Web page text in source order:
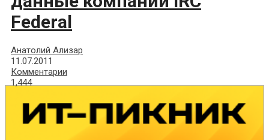
Federal
Анатолий Ализар
11.07.2011
Комментарии
1,444